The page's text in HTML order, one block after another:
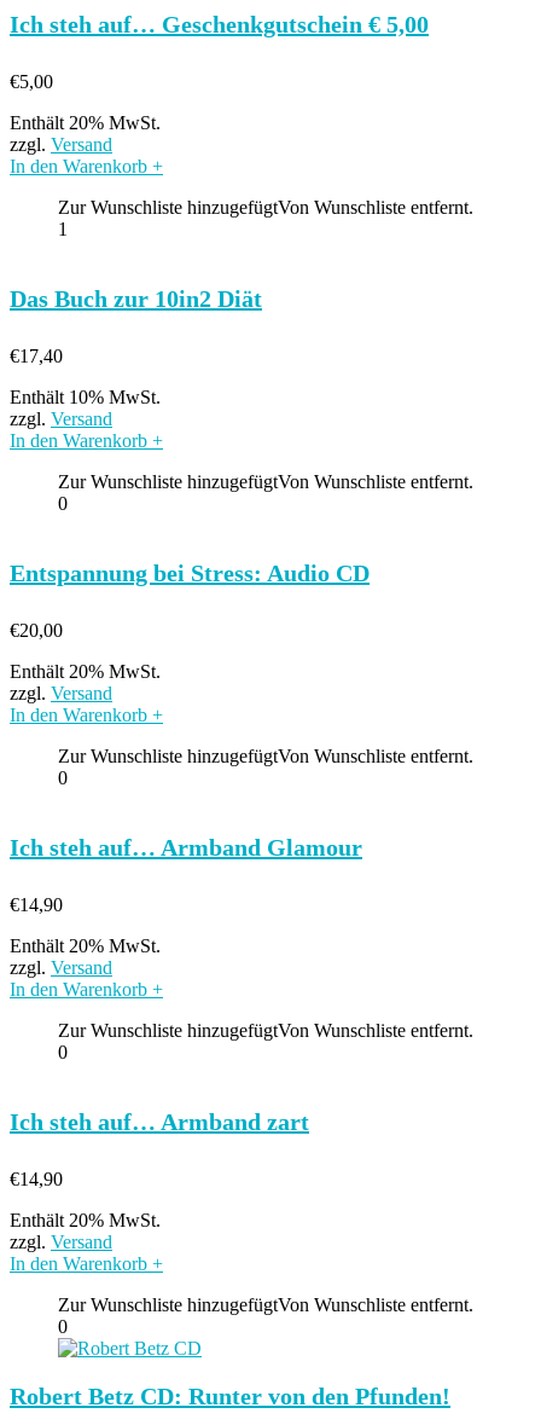
Ich steh auf… Geschenkgutschein € 5,00
€5,00
Enthält 20% MwSt.
zzgl. Versand
In den Warenkorb +
Zur Wunschliste hinzugefügtVon Wunschliste entfernt.
1
Das Buch zur 10in2 Diät
€17,40
Enthält 10% MwSt.
zzgl. Versand
In den Warenkorb +
Zur Wunschliste hinzugefügtVon Wunschliste entfernt.
0
Entspannung bei Stress: Audio CD
€20,00
Enthält 20% MwSt.
zzgl. Versand
In den Warenkorb +
Zur Wunschliste hinzugefügtVon Wunschliste entfernt.
0
Ich steh auf… Armband Glamour
€14,90
Enthält 20% MwSt.
zzgl. Versand
In den Warenkorb +
Zur Wunschliste hinzugefügtVon Wunschliste entfernt.
0
Ich steh auf… Armband zart
€14,90
Enthält 20% MwSt.
zzgl. Versand
In den Warenkorb +
Zur Wunschliste hinzugefügtVon Wunschliste entfernt.
0
Robert Betz CD: Runter von den Pfunden!